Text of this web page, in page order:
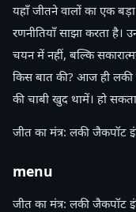
यहाँ जीतने वालों का एक
रणनीतियाँ साझा करता है।
चयन में नहीं, बल्कि
किस बात की? आज ही लकी
की चाबी खुद थामें। हो
जीत का मंत्र: लकी जैकपॉट
menu
जीत का मंत्र: लकी जैकपॉट